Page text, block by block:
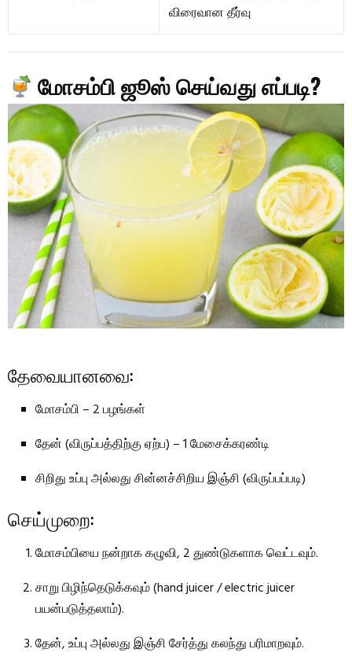
விரைவான தீர்வு
மோசம்பி ஜூஸ் செய்வது எப்படி?
தேவையானவை:
மோசம்பி – 2 பழங்கள்
தேன் (விருப்பத்திற்கு ஏற்ப) – 1 மேசைக்கரண்டி
சிறிது உப்பு அல்லது சின்னச்சிறிய இஞ்சி (விருப்பப்படி)
செய்முறை:
மோசம்பியை நன்றாக கழுவி, 2 துண்டுகளாக வெட்டவும்.
சாறு பிழிந்தெடுக்கவும் (hand juicer / electric juicer
பயன்படுத்தலாம்).
தேன், உப்பு அல்லது இஞ்சி சேர்த்து கலந்து பரிமாறவும்.